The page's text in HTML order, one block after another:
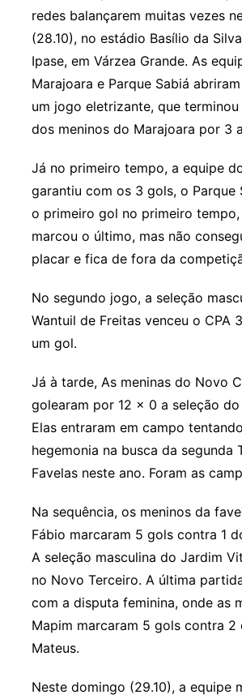
redes balançarem muitas vezes
(28.10), no estádio Basílio da
Ipase, em Várzea Grande. As
Marajoara e Parque Sabiá
um jogo eletrizante, que
dos meninos do Marajoara por 3
Já no primeiro tempo, a equipe
garantiu com os 3 gols, o Parque
o primeiro gol no primeiro tempo,
marcou o último, mas não
placar e fica de fora da
No segundo jogo, a seleção
Wantuil de Freitas venceu o CPA
um gol.
Já à tarde, As meninas do Novo
golearam por 12 x 0 a seleção do
Elas entraram em campo
hegemonia na busca da segunda
Favelas neste ano. Foram as
Na sequência, os meninos da
Fábio marcaram 5 gols contra 1
A seleção masculina do Jardim
no Novo Terceiro. A última
com a disputa feminina, onde as
Mapim marcaram 5 gols contra 2
Mateus.
Neste domingo (29.10), a equipe